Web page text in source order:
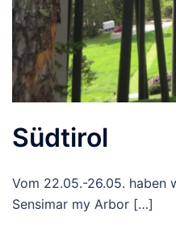
Südtirol
Vom 22.05.-26.05. haben
Sensimar my Arbor […]